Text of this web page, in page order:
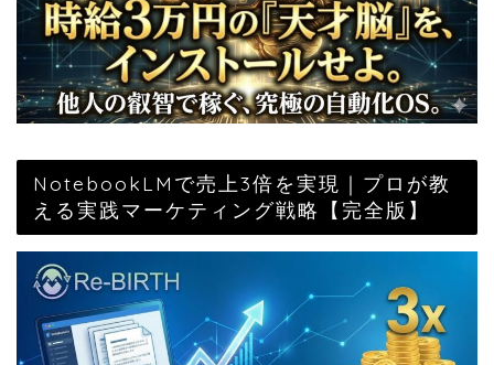
NotebookLMで売上3倍を実現｜プロが教
える実践マーケティング戦略【完全版】